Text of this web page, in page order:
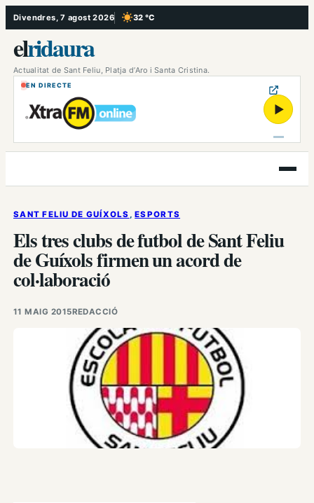
Vés
al
contingut
Divendres, 7 agost 2026 32 °C
, Cel serè
elridaura
Actualitat de Sant Feliu, Platja d’Aro i Santa Cristina.
EN DIRECTE
▶
Obre
el
SANT FELIU DE GUÍXOLS , ESPORTS
Els tres clubs de futbol de Sant Feliu
de Guíxols firmen un acord de
col·laboració
11 MAIG 2015REDACCIÓ